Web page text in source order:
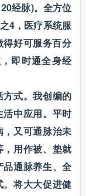
经脉)。全方位
4，医疗系统服
好可服务百分
即时通全身经
式。我创编的
中应用。平时
又可通脉治未
用作被、垫就
通脉养生、全
将大大促进健